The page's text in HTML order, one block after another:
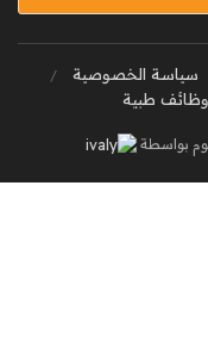
سياسة الخصوصية
وظائف طبية
بواسطة